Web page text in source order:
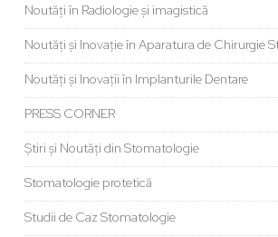
Noutăți în Radiologie și imagistică
Noutăți și Inovație în Aparatura de Chirurgie
Noutăți și Inovații în Implanturile Dentare
PRESS CORNER
Știri și Noutăți din Stomatologie
Stomatologie protetică
Studii de Caz Stomatologie